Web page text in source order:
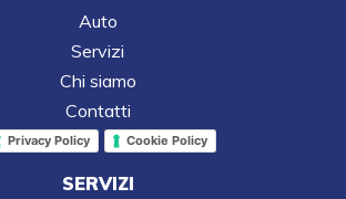
Auto
Servizi
Chi siamo
Contatti
Privacy Policy Cookie Policy
SERVIZI